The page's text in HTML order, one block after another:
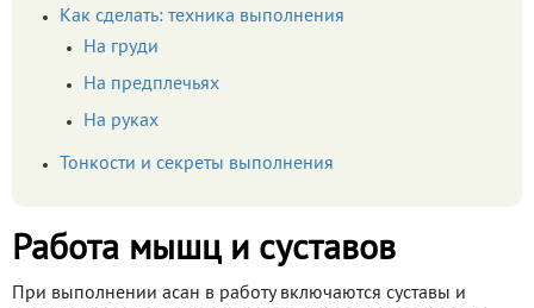
Как сделать: техника выполнения
На груди
На предплечьях
На руках
Тонкости и секреты выполнения
Работа мышц и суставов
При выполнении асан в работу включаются суставы и